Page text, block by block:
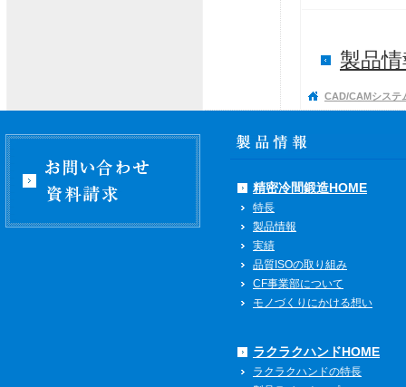
製品
CAD/CAMシステ
精密冷間鍛造HOME
特長
製品情報
実績
品質ISOの取り組み
CF事業部について
モノづくりにかける想い
ラクラクハンドHOME
ラクラクハンドの特長